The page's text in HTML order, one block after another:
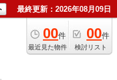
最終更新：2026年08月09日
00件
最近見た物件
00件
検討リスト